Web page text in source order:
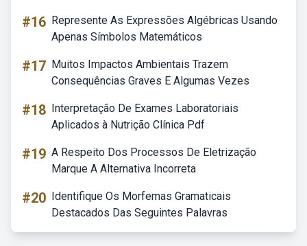
#16 Represente As Expressões Algébricas Usando
Apenas Símbolos Matemáticos
#17 Muitos Impactos Ambientais Trazem
Consequências Graves E Algumas Vezes
#18 Interpretação De Exames Laboratoriais
Aplicados à Nutrição Clínica Pdf
#19 A Respeito Dos Processos De Eletrização
Marque A Alternativa Incorreta
#20 Identifique Os Morfemas Gramaticais
Destacados Das Seguintes Palavras